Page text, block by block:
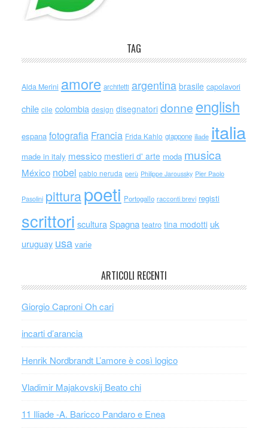
TAG
Alda Merini amore architetti argentina brasile capolavori
chile cile colombia design disegnatori donne english
espana fotografia Francia Frida Kahlo giappone iliade italia
made in italy messico mestieri d' arte moda musica
México nobel pablo neruda perù Philippe Jaroussky Pier Paolo
Pasolini pitturapoeti Portogallo racconti brevi registi
scrittori scultura Spagna teatro tina modotti uk
uruguay usa varie
ARTICOLI RECENTI
Giorgio Caproni Oh cari
incarti d’arancia
Henrik Nordbrandt L’amore è così logico
Vladimir Majakovskij Beato chi
11 Iliade -A. Baricco Pandaro e Enea